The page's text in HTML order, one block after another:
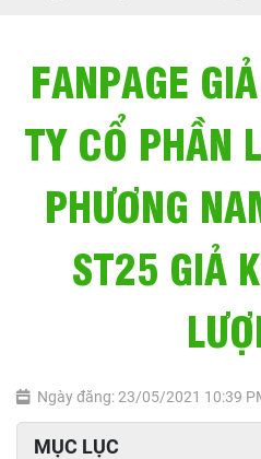
FANPAGE
TY CỔ PHẦN
PHƯƠNG
ST25 GIẢ
Ngày đăng: 23/05/2021 10:39
MỤC LỤC